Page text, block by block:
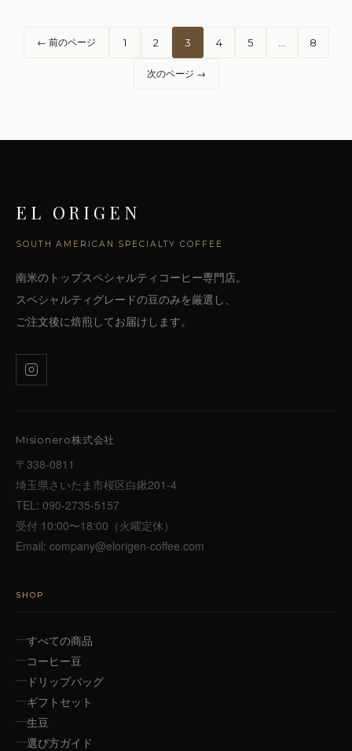
ジ
送
り
← 前のページ 1 2 3 4 5 8
次のページ →
EL ORIGEN
SOUTH AMERICAN SPECIALTY COFFEE
南米のトップスペシャルティコーヒー専門店。
スペシャルティグレードの豆のみを厳選し、
ご注文後に焙煎してお届けします。
Misionero株式会社
〒338-0811
埼玉県さいたま市桜区白鍬201-4
TEL: 090-2735-5157
受付 10:00〜18:00（火曜定休）
Email: company@elorigen-coffee.com
SHOP
すべての商品
コーヒー豆
ドリップバッグ
ギフトセット
生豆
選び方ガイド